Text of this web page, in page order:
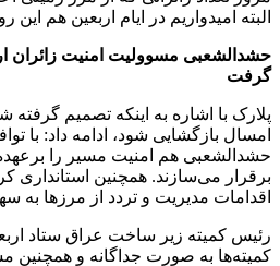
البته امیدواریم در ایام اربعین هم این
گرفت
پلارک با اشاره به اینکه تصمیم
امسال بازگشایی شود، ادامه داد: با
حشدالشعبی هم امنیت مسیر را
برقرار می‌سازند. همچنین استانداری
اقدامات مدیریت و تردد از مرزها به
رئیس کمیته زیر ساخت عراق ستاد
کمیته‌ها به صورت جداگانه و همچنین